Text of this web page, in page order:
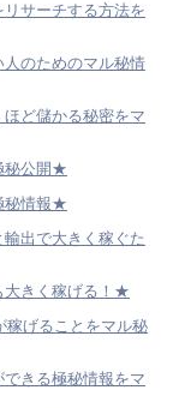
サーチする方法を
のためのマル秘情
ど儲かる秘密をマ
秘公開★
秘情報★
出で大きく稼ぐた
大きく稼げる！★
げることをマル秘
きる極秘情報をマ